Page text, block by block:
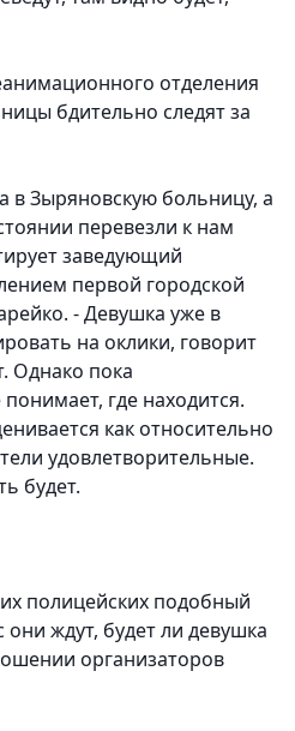
отделения
бдительно следят за
в Зыряновскую больницу, а
перевезли к нам
заведующий
первой городской
- Девушка уже в
на оклики, говорит
Однако пока
где находится.
как относительно
удовлетворительные.
будет.
полицейских подобный
ждут, будет ли девушка
организаторов